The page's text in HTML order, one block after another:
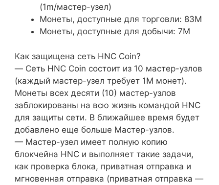
(1m/мастер-узел)
Монеты, доступные для торговли: 83M
Монеты, доступные для добычи: 7M
Как защищена сеть HNC Coin?
— Сеть HNC Coin состоит из 10 мастер-узлов
(каждый мастер-узел требует 1М монет).
Монеты всех десяти (10) мастер-узлов
заблокированы на всю жизнь командой HNC
для защиты сети. В ближайшее время будет
добавлено еще больше Мастер-узлов.
— Мастер-узел имеет полную копию
блокчейна HNC и выполняет такие задачи,
как проверка блока, приватная отправка и
мгновенная отправка (приватная отправка —